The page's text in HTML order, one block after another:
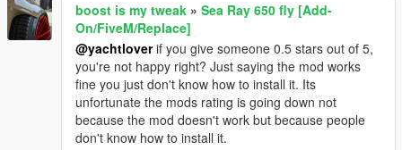
boost is my tweak » Sea Ray 650 fly [Add-
On/FiveM/Replace]
@yachtloverif you give someone 0.5 stars out of 5,
you're not happy right? Just saying the mod works
fine you just don't know how to install it. Its
unfortunate the mods rating is going down not
because the mod doesn't work but because people
don't know how to install it.